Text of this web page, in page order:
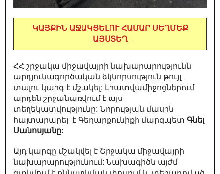
ԿԱՅՔԻՆ ԱՋԱԿՑԵԼՈՒ ՀԱՄԱՐ ՍԵՂՄԵՔ
ԱՅՍՏԵՂ
ՀՀ շրջակա միջավայրի նախարարությունն
արդյունագործական ձկնորսություն թույլ
տալու կարգ է մշակել: Լրատվամիջոցներում
արդեն շրջանառվում է այս
տեղեկատվությունը: Նորության մասին
հայտարարել է Գեղարքունիքի մարզպետ Գնել
Սանոսյանը:
Այդ կարգը մշակվել է Շրջակա միջավայրի
նախարարությունում: Նախագիծն այժմ